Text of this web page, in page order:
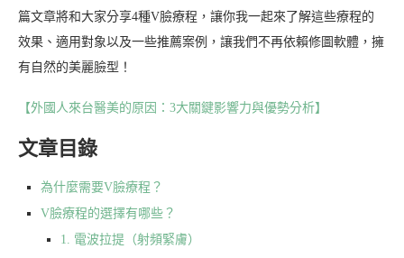
篇文章將和大家分享4種V臉療程，讓你我一起來了解這些療程的
效果、適用對象以及一些推薦案例，讓我們不再依賴修圖軟體，擁
有自然的美麗臉型！
【外國人來台醫美的原因：3大關鍵影響力與優勢分析】
文章目錄
為什麼需要V臉療程？
V臉療程的選擇有哪些？
1. 電波拉提（射頻緊膚）